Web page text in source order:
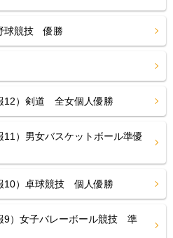
球競技 優勝
12）剣道 全女個人優勝
）男女バスケットボール準優
10）卓球競技 個人優勝
9）女子バレーボール競技 準